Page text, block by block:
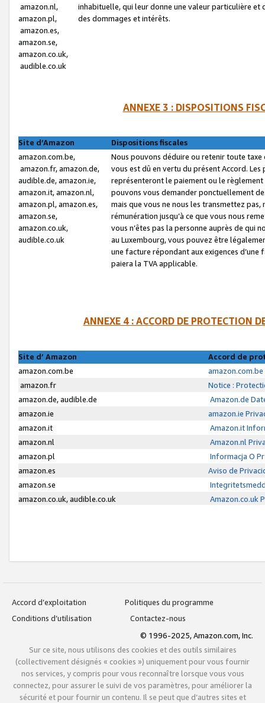
amazon.nl,
amazon.pl,
amazon.es,
amazon.se,
amazon.co.uk,
audible.co.uk
inhabituelle, qui leur donne une valeur particulière
des dommages et intérêts.
ANNEXE 3 : DISPOSITIONS
Site d’Amazon
Dispositions fiscales
amazon.com.be,
amazon.fr, amazon.de,
audible.de, amazon.ie,
amazon.it, amazon.nl,
amazon.pl, amazon.es,
amazon.se,
amazon.co.uk,
audible.co.uk
Nous pouvons déduire ou retenir toute
vous est dû en vertu du présent Accord.
représenteront le paiement ou le
pouvons vous demander ponctuellement
mais que vous ne nous les transmettez
rémunération jusqu’à ce que vous nous
vous n’êtes pas la personne auprès de qui
au Luxembourg, vous pouvez être
une facture répondant aux exigences
paiera la TVA applicable.
ANNEXE 4 : ACCORD DE PROTECTION
Site d’ Amazon
Accord de
amazon.com.be
amazon.fr
Notice :
amazon.de, audible.de
Amazon.de
amazon.ie
amazon.ie
amazon.it
Amazon.it
amazon.nl
Amazon.nl
amazon.pl
Informacja O
amazon.es
Aviso de
amazon.se
amazon.co.uk, audible.co.uk
Amazon.co.uk
Accord d’exploitation
Politiques du programme
Conditions d’utilisation
Contactez-nous
© 1996-2025, Amazon.com, Inc.
Sur ce site, nous utilisons des cookies et des outils similaires
(collectivement désignés « cookies ») uniquement pour vous fournir
nos services, y compris pour vous reconnaître lorsque vous vous
connectez, pour assurer le suivi de vos paramètres, pour améliorer la
sécurité et pour fournir un contenu. Il se peut que d’autres sites et